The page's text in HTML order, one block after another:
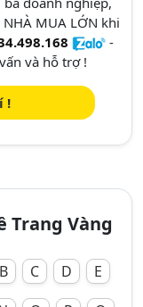
MUA LỚN khi
-
và hỗ trợ !
!
Trang Vàng
B C D
E